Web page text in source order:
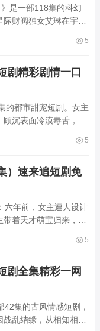
是一部118集的科幻
财阀独女艾琳在宇宙
物视为珍宝，为此与
5
剧精彩剧情一口
的都市甜宠短剧。女主
沉表面冷漠毒舌，实
机、智斗极品亲戚；
5
）速来追短剧免
六年前，女主遭人设计
着天才萌宝归来，萌
过程中误会不断，女
5
剧全集精彩一网
42集的古风情感短剧，
乱结缘，从相知相守